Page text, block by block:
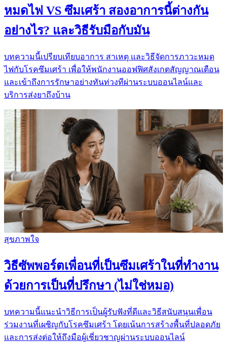
หมดไฟ VS ซึมเศร้า สองอาการนี้ต่างกัน
อย่างไร? และวิธีรับมือกับมัน
บทความนี้เปรียบเทียบอาการ สาเหตุ และวิธีจัดการภาวะหมด
ไฟกับโรคซึมเศร้า เพื่อให้พนักงานออฟฟิศสังเกตสัญญาณเตือน
และเข้าถึงการรักษาอย่างทันท่วงทีผ่านระบบออนไลน์และ
บริการส่งยาถึงบ้าน
สุขภาพใจ
วิธีซัพพอร์ตเพื่อนที่เป็นซึมเศร้าในที่ทำงาน
ด้วยการเป็นที่ปรึกษา (ไม่ใช่หมอ)
บทความนี้แนะนำวิธีการเป็นผู้รับฟังที่ดีและวิธีสนับสนุนเพื่อน
ร่วมงานที่เผชิญกับโรคซึมเศร้า โดยเน้นการสร้างพื้นที่ปลอดภัย
และการส่งต่อให้ถึงมือผู้เชี่ยวชาญผ่านระบบออนไลน์